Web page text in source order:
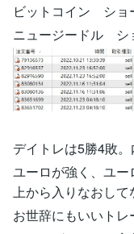
ビットコイン ショ
ニュージードル シ
デイトレは5勝4敗
ユーロが強く、ユー
上から入りなおして
お世辞にもいいトレ